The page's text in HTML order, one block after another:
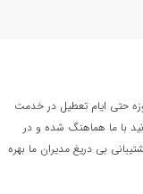
شده و تا 2 بامداد همه روزه حتی ایام تعطیل در خدمت
با ما هماهنگ شده و در
بی دریغ مدیران ما بهره